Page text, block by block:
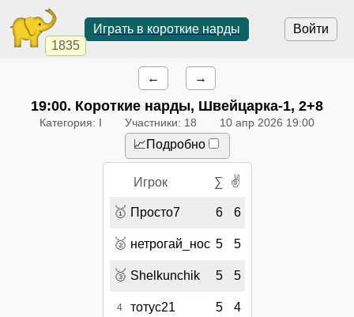
1835
Войти
Играть в короткие нарды
← →
19:00. Короткие нарды, Швейцарка-1, 2+8
Категория: I Участники: 18 10 апр 2026 19:00
📈Подробно
Игрок ∑ ✌
🥇 Просто7 6 6
🥈 нетрогай_нос 5 5
🥉 Shelkunchik 5 5
4 тотус21 5 4